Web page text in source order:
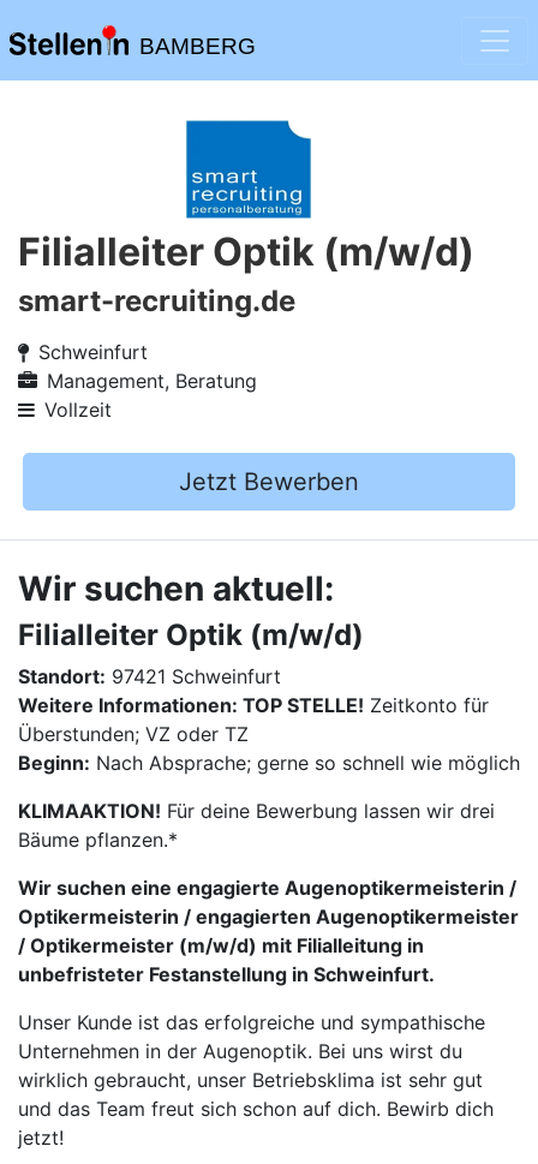
BAMBERG
Filialleiter Optik (m/w/d)
smart-recruiting.de
Schweinfurt
Management, Beratung
Vollzeit
Jetzt Bewerben
Wir suchen aktuell:
Filialleiter Optik (m/w/d)
Standort: 97421 Schweinfurt
Weitere Informationen: TOP STELLE! Zeitkonto für
Überstunden; VZ oder TZ
Beginn: Nach Absprache; gerne so schnell wie möglich
KLIMAAKTION! Für deine Bewerbung lassen wir drei
Bäume pflanzen.*
Wir suchen eine engagierte Augenoptikermeisterin /
Optikermeisterin / engagierten Augenoptikermeister
/ Optikermeister (m/w/d) mit Filialleitung in
unbefristeter Festanstellung in Schweinfurt.
Unser Kunde ist das erfolgreiche und sympathische
Unternehmen in der Augenoptik. Bei uns wirst du
wirklich gebraucht, unser Betriebsklima ist sehr gut
und das Team freut sich schon auf dich. Bewirb dich
jetzt!